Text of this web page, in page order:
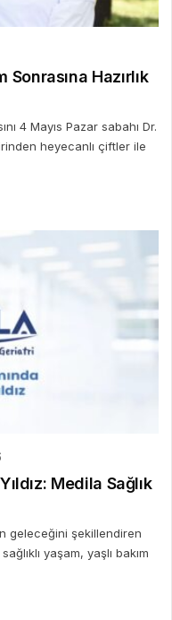
Sonrasına Hazırlık
4 Mayıs Pazar sabahı Dr.
heyecanlı çiftler ile
Medila Sağlık
geleceğini şekillendiren
yaşam, yaşlı bakım